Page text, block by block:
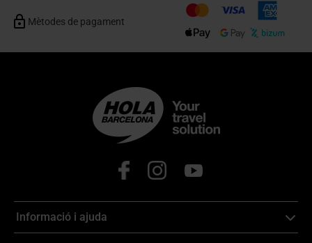
Mètodes de pagament
Informació i ajuda